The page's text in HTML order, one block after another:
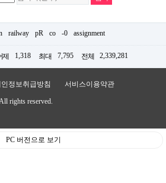
railway pR co -0 assignment
제 1,318 최대 7,795 전체 2,339,281
정보취급방침 서비스이용약관
rights reserved.
PC 버전으로 보기